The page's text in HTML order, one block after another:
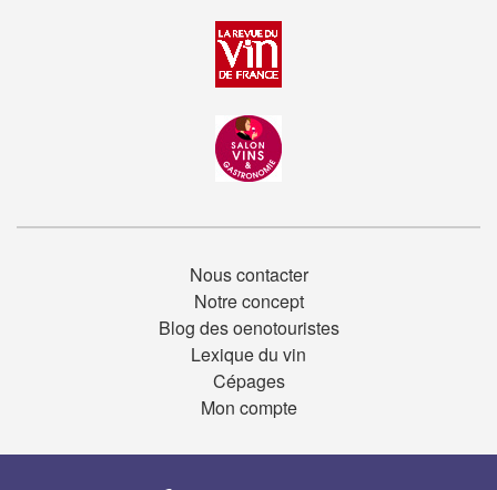
Nous contacter
Notre concept
Blog des oenotouristes
Lexique du vin
Cépages
Mon compte